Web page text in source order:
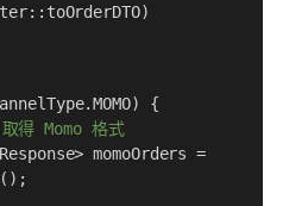
{
得 Momo 格式
momoOrders =